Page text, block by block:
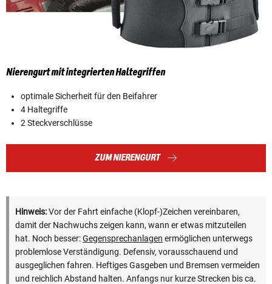
Nierengurt mit integrierten Haltegriffen
optimale Sicherheit für den Beifahrer
4 Haltegriffe
2 Steckverschlüsse
ZUM NIERENGURT
Hinweis:Vor der Fahrt einfache (Klopf-)Zeichen vereinbaren,
damit der Nachwuchs zeigen kann, wann er etwas mitzuteilen
hat. Noch besser:Gegensprechanlagen ermöglichen unterwegs
problemlose Verständigung. Defensiv, vorausschauend und
ausgeglichen fahren. Heftiges Gasgeben und Bremsen vermeiden
und reichlich Abstand halten. Anfangs nur kurze Strecken bis ca.